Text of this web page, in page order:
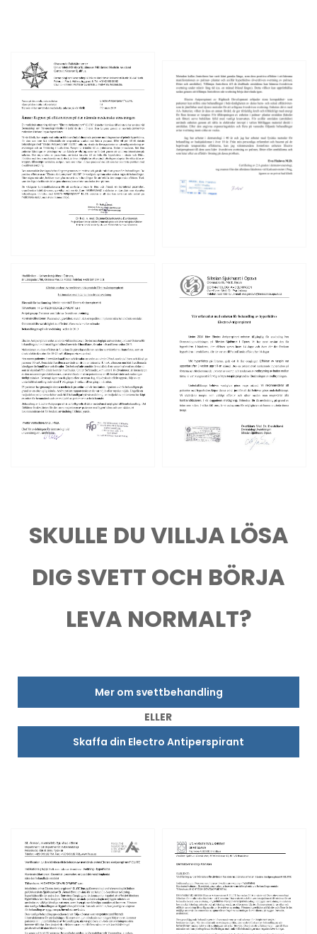
SKULLE DU VILLJA LÖSA
DIG SVETT OCH BÖRJA
LEVA NORMALT?
Mer om svettbehandling
ELLER
Skaffa din Electro Antiperspirant